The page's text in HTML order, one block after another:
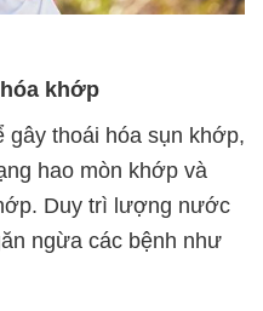
khớp
thoái hóa sụn khớp,
hao mòn khớp và
Duy trì lượng nước
ngừa các bệnh như